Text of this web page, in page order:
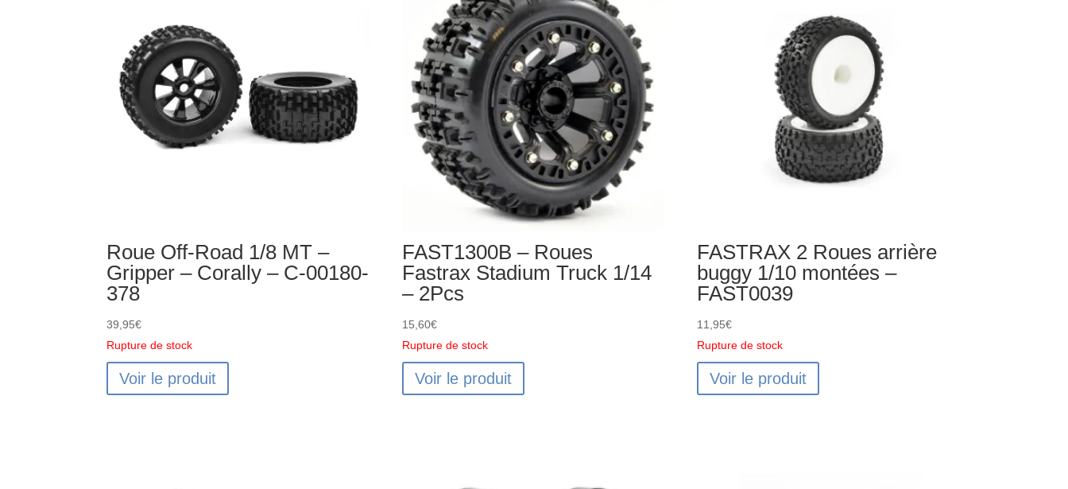
Roue Off-Road 1/8 MT –
Gripper – Corally – C-00180-
378
39,95€
Rupture de stock
Voir le produit
FAST1300B – Roues
Fastrax Stadium Truck 1/14
– 2Pcs
15,60€
Rupture de stock
Voir le produit
FASTRAX 2 Roues arrière
buggy 1/10 montées –
FAST0039
11,95€
Rupture de stock
Voir le produit